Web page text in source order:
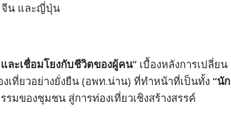
จีน และญี่ปุ่น
ละเชื่อมโยงกับชีวิตของผู้คน” เบื้องหลังการเปลี่ยน
ที่ยวอย่างยั่งยืน (อพท.น่าน) ที่ทำหน้าที่เป็นทั้ง“นัก
มของชุมชน สู่การท่องเที่ยวเชิงสร้างสรรค์